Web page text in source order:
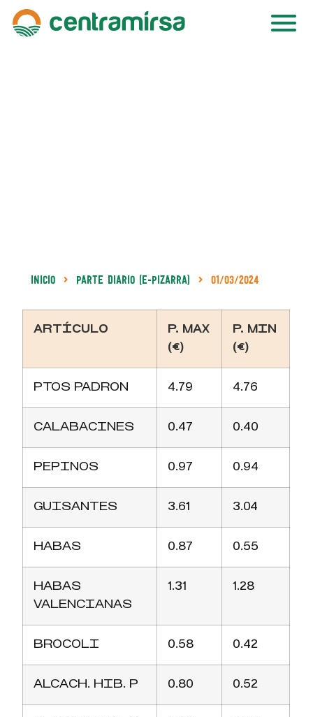
Inicio Parte Diario (e-Pizarra) 01/03/2024
ARTÍCULO
P. MAX
(€)
P. MIN
(€)
PTOS PADRON 4.79 4.76
CALABACINES 0.47 0.40
PEPINOS 0.97 0.94
GUISANTES 3.61 3.04
HABAS 0.87 0.55
HABAS
VALENCIANAS
1.31 1.28
BROCOLI 0.58 0.42
ALCACH. HIB. P 0.80 0.52